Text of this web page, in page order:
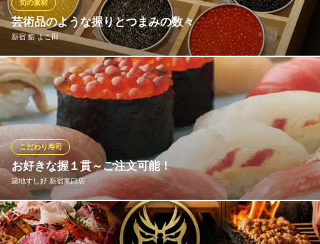
芸術品のような握りとつまみの数々
新宿 鮨 よこ田
旬の素材
選び抜いた旬の食材を仕入れております。食材の味が生きる料理
を意識し、新鮮な魚を一番美味しい状態でご提供します。名店
で、寿司職人として腕を磨いた店主の料理をぜひご堪能くださ
い。
新宿 鮨 よこ田
ミシュラン獲得店新宿に
地下鉄丸ノ内線新宿三丁目駅 徒歩1分
東京都新宿区新宿3-20-6 FSビルB1
お好きな握１貫～ご注文可能！
築地すし好 新宿東口店
こだわり寿司
毎日東京中央卸売市場へと足を運び、目利きが仕入れた旬の厳選
食材で作るこだわりにぎりは、1貫99円～605円（税込）の明朗会